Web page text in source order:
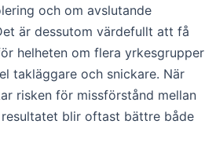
och om avslutande
är dessutom värdefullt att få
helheten om flera yrkesgrupper
takläggare och snickare. När
risken för missförstånd mellan
blir oftast bättre både